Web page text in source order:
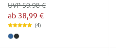
ab 38,99 €
UVP 59,98 €
(4)